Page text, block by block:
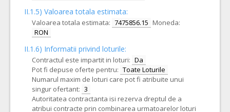
II.1.5) Valoarea totala estimata:
Valoarea totala estimata: 7475856.15 Moneda:
RON
II.1.6) Informatii privind loturile:
Contractul este impartit in loturi: Da
Pot fi depuse oferte pentru: Toate Loturile
Numarul maxim de loturi care pot fi atribuite unui
singur ofertant: 3
Autoritatea contractanta isi rezerva dreptul de a
atribui contracte prin combinarea urmatoarelor loturi